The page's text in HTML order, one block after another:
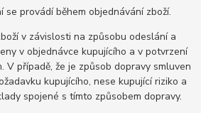
se provádí během objednávání zboží.
v závislosti na způsobu odeslání a
v objednávce kupujícího a v potvrzení
V případě, že je způsob dopravy smluven
kupujícího, nese kupující riziko a
spojené s tímto způsobem dopravy.